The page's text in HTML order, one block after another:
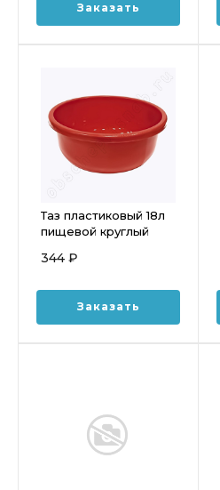
Заказать
Таз пластиковый 18л
пищевой круглый
344 ₽
Заказать